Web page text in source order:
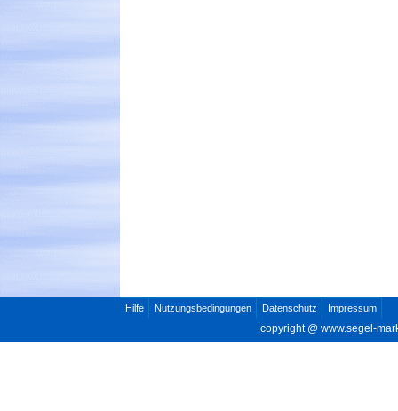
Hilfe Nutzungsbedingungen Datenschutz Impressum
copyright @ www.segel-